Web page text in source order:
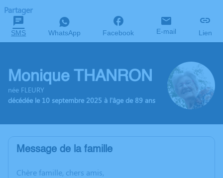
Partager
SMS WhatsApp Facebook E-mail Lien
Monique THANRON
née FLEURY
décédée le 10 septembre 2025 à l'âge de 89 ans
Message de la famille
Chère famille, chers amis,